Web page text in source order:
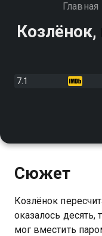
Главная
7.1
Сюжет
Козлёнок
оказалось десять,
мог вместить